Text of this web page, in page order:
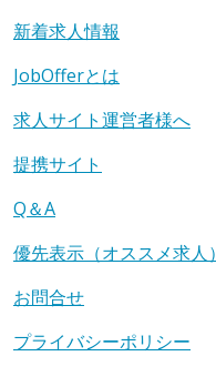
新着求人情報
JobOfferとは
求人サイト運営者様へ
提携サイト
Q＆A
優先表示（オススメ求人）
お問合せ
プライバシーポリシー